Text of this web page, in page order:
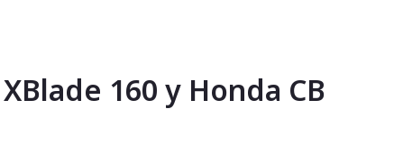
160 y Honda CB